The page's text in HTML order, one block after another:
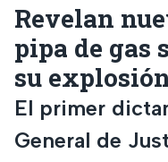
Revelan
pipa de gas
su
El primer
General de